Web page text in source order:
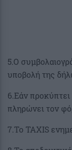
5.Ο
υποβολή της
6.Εάν
πληρώνει τον
7.Το TAXIS